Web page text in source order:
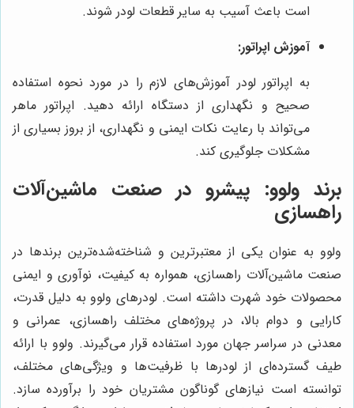
است باعث آسیب به سایر قطعات لودر شوند.
آموزش اپراتور:
به اپراتور لودر آموزش‌های لازم را در مورد نحوه استفاده
صحیح و نگهداری از دستگاه ارائه دهید. اپراتور ماهر
می‌تواند با رعایت نکات ایمنی و نگهداری، از بروز بسیاری از
مشکلات جلوگیری کند.
برند ولوو: پیشرو در صنعت ماشین‌آلات
راهسازی
ولوو به عنوان یکی از معتبرترین و شناخته‌شده‌ترین برندها در
صنعت ماشین‌آلات راهسازی، همواره به کیفیت، نوآوری و ایمنی
محصولات خود شهرت داشته است. لودرهای ولوو به دلیل قدرت،
کارایی و دوام بالا، در پروژه‌های مختلف راهسازی، عمرانی و
معدنی در سراسر جهان مورد استفاده قرار می‌گیرند. ولوو با ارائه
طیف گسترده‌ای از لودرها با ظرفیت‌ها و ویژگی‌های مختلف،
توانسته است نیازهای گوناگون مشتریان خود را برآورده سازد.